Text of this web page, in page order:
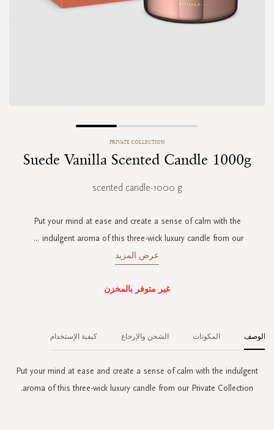
beginning
PRIVATE COLLECTION
Suede Vanilla Scented Candle 1000g
scented candle-1000 g
Put your mind at ease and create a sense of calm with the
indulgent aroma of this three-wick luxury candle from our
...
عرض المزيد
غير متوفر بالمخزن
الوصف
Put your mind at ease and create a sense of calm with the indulgent
aroma of this three-wick luxury candle from our Private Collection.
المكونات الشحن والإرجاع كيفية الإستخدام